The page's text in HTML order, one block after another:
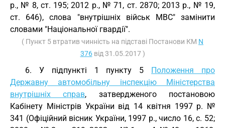
р., № 8, ст. 195; 2012 р., № 71, ст. 2870; 2013 р., № 19,
ст. 646), слова "внутрішніх військ МВС" замінити
словами "Національної гвардії".
( Пункт 5 втратив чинність на підставі Постанови КМ N
376від 31.05.2017 )
6. У підпункті 1 пункту 5 Положення про
Державну автомобільну інспекцію Міністерства
внутрішніх справ, затвердженого постановою
Кабінету Міністрів України від 14 квітня 1997 р. №
341 (Офіційний вісник України, 1997 р., число 16, с. 52;